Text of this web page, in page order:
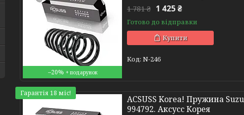
–20%
1 781 ₴ 1 425 ₴
Готово до відправки
Купити
N-246
Гарантія 18 міс!
ACSUSS Korea! Пружина
994792. Аксусс Корея